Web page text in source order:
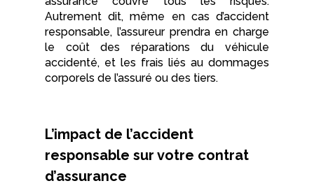
Autrement dit, même en cas d’accident
responsable, l’assureur prendra en charge
le coût des réparations du véhicule
accidenté, et les frais liés au dommages
corporels de l’assuré ou des tiers.
L’impact de l’accident
responsable sur votre contrat
d’assurance